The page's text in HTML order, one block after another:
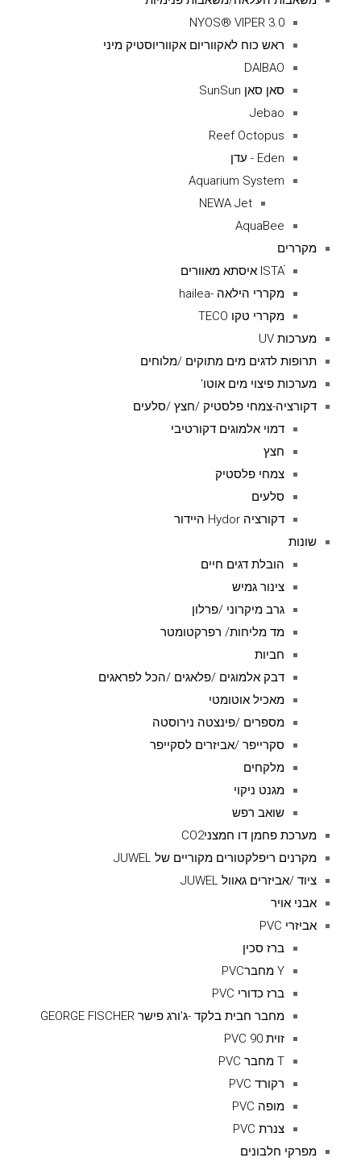
NYOS® VIPER 3.0
ראש כוח לאקווריום אקווריוסטיק מיני
DAIBAO
סאן סאן SunSun
Jebao
Reef Octopus
Eden - עדן
Aquarium System
NEWA Jet
AquaBee
מקררים
ISTAׁׂ איסתא מאוורים
מקררי הילאה -hailea
מקררי טקו TECO
מערכות UV
תרופות לדגים מים מתוקים /מלוחים
מערכות פיצוי מים אוטו'
דקורציה-צמחי פלסטיק /חצץ /סלעים
דמוי אלמוגים דקורטיבי
חצץ
צמחי פלסטיק
סלעים
דקורציה Hydor היידור
שונות
הובלת דגים חיים
צינור גמיש
גרב מיקרוני /פרלון
מד מליחות/ רפרקטומטר
חביות
דבק אלמוגים /פלאגים /הכל לפראגים
מאכיל אוטומטי
מספרים /פינצטה נירוסטה
סקרייפר /אביזרים לסקייפר
מלקחים
מגנט ניקוי
שואב רפש
מערכת פחמן דו חמצניCO2
מקרנים ריפלקטורים מקוריים של JUWEL
ציוד /אביזרים גאוול JUWEL
אבני אויר
אביזרי PVC
ברז סכין
Y מחברPVC
ברז כדורי PVC
מחבר חבית בלקד -ג'ורג פישר GEORGE FISCHER
זוית 90 PVC
T מחבר PVC
רקורד PVC
מופה PVC
צנרת PVC
מפרקי חלבונים